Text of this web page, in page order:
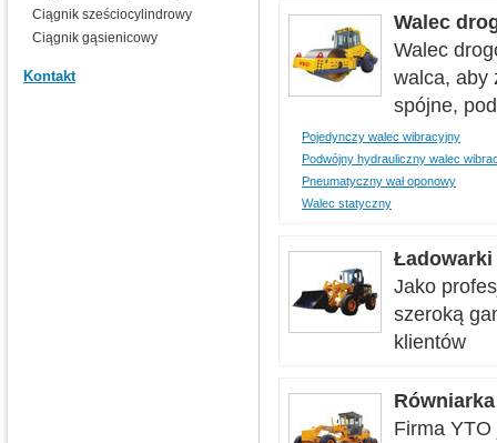
Walec
Walec
walca, aby
spójne,
Pojedynczy walec wibracyjny
Podwójny hydrauliczny walec
Pneumatyczny wał oponowy
Walec statyczny
Ładowarki
Jako
szeroką
klientów
Firma
Ciągnik sześciocylindrowy
Ciągnik gąsienicowy
Kontakt